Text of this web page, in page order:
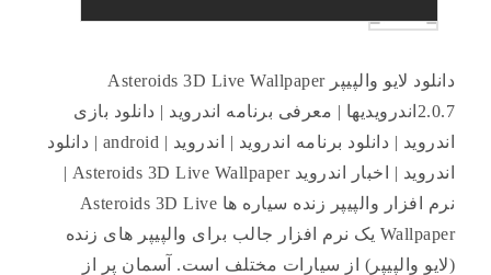
دانلود لایو والپیپر Asteroids 3D Live Wallpaper
2.0.7اندرویدیها | معرفی برنامه اندروید | دانلود بازی
اندروید | دانلود برنامه اندروید | اندروید | android | دانلود
اندروید | اخبار اندروید Asteroids 3D Live Wallpaper |
نرم افزار والپیپر زنده سیاره ها Asteroids 3D Live
Wallpaper یک نرم افزار جالب برای والپیپر های زنده
(لایو والپیپر) از سیارات مختلف است. آسمان پر از